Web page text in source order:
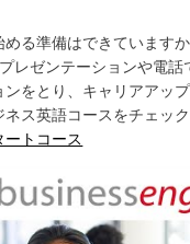
める準備はできています
レゼンテーションや電話
ンをとり、キャリアアッ
ネス英語コースをチェッ
ートコース